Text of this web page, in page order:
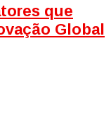
que
Global